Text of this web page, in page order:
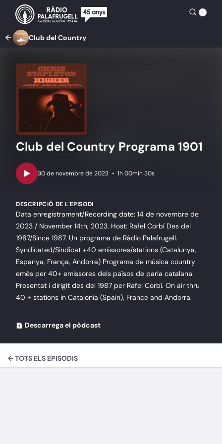
Club del Country
Club del Country Programa 1901
• 1h 00min 30s
DESCRIPCIÓ DE L'EPISODI
Data enregistrament/Recording date: 14 de novembre de
2023 / November 14th, 2023. Host: Rafel Corbí Des del
1987/Since 1987. Un programa de Ràdio Palafrugell.
Syndicated/Sindicat +40 emissores/stations (Catalunya,
Espanya, França, Andorra) Programa de música country
emès per 40+ emissores dels països de parla catalana.
Presentat i dirigit des del 1987 per Rafel Corbí. On air thru
40 + stations in Catalonia (Spain), France and Andorra.
Descarrega el pòdcast
← TOTS ELS EPISODIS